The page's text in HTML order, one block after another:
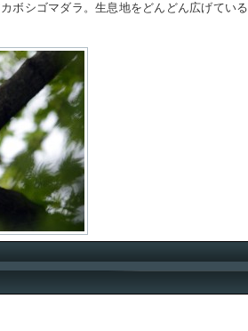
ボシゴマダラ。生息地をどんどん広げている